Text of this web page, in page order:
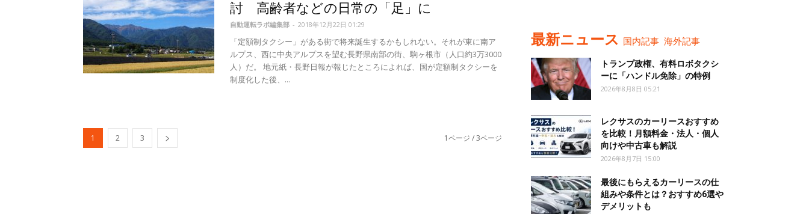
討 高齢者などの日常の「足」に
自動運転ラボ編集部 - 2018年12月22日 01:29
「定額制タクシー」がある街で将来誕生するかもしれない。それが東に南ア
ルプス、西に中央アルプスを望む長野県南部の街、駒ヶ根市（人口約3万3000
人）だ。 地元紙・長野日報が報じたところによれば、国が定額制タクシーを
制度化した後、...
1 2 3 1ページ / 3ページ
最新ニュース 国内記事 海外記事
トランプ政権、有料ロボタクシ
ーに「ハンドル免除」の特例
2026年8月8日 05:21
レクサスのカーリースおすすめ
を比較！月額料金・法人・個人
向けや中古車も解説
2026年8月7日 15:00
最後にもらえるカーリースの仕
組みや条件とは？おすすめ6選や
デメリットも